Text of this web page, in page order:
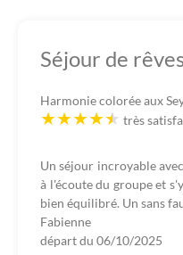
Séjour de
Harmonie colorée aux
très
Un séjour incroyable
à l'écoute du groupe et
bien équilibré. Un sans
Fabienne
départ du 06/10/2025